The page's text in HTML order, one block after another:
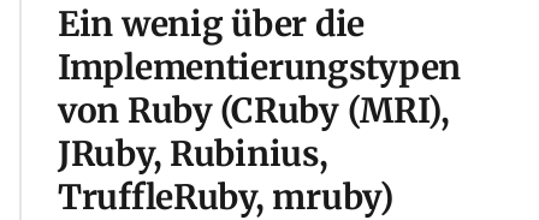
Ein wenig über die
Implementierungstypen
von Ruby (CRuby (MRI),
JRuby, Rubinius,
TruffleRuby, mruby)